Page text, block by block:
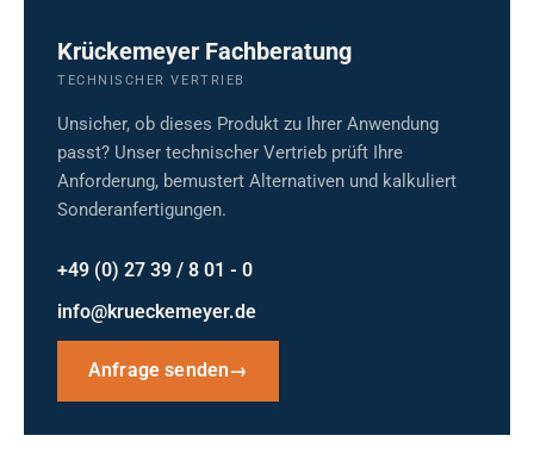
Krückemeyer Fachberatung
TECHNISCHER VERTRIEB
Unsicher, ob dieses Produkt zu Ihrer Anwendung
passt? Unser technischer Vertrieb prüft Ihre
Anforderung, bemustert Alternativen und kalkuliert
Sonderanfertigungen.
+49 (0) 27 39 / 8 01 - 0
info@krueckemeyer.de
Anfrage senden→